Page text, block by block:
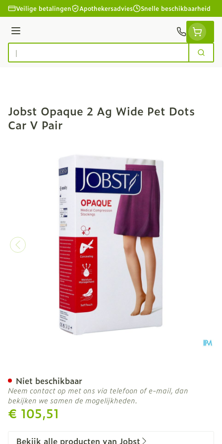
Ga naar de inhoud
Veilige betalingen Apothekersadvies Snelle beschikbaarheid
Menu
Product, merk, categorie...
Zoek
Jobst Opaque 2 Ag Wide Pet Dots
Car V Pair
€ 105,51
Niet beschikbaar
Neem contact op met ons via telefoon of e-mail, dan
bekijken we samen de mogelijkheden.
Bekijk alle producten van Jobst